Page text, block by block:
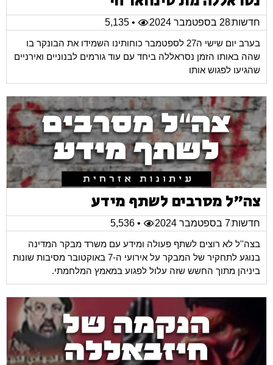
חדשות28 בספטמבר 2024
• 5,135
בערב יום שישי ה27 לספטמבר כוחותינו השמידו את הבונקר בו
שהה באותו הזמן נסראללה ביחד עם עוד גורמים לבנוניים ואירניים
שהגיעו לפגוש אותו
צה"ל מסרבים לשתף מידע
חדשות7 בספטמבר 2024
• 5,536
בצה''ל לא רוצים לשתף פעולה ומידע עם משרד מבקר המדינה
בנוגע לתחקיר של המבקר על אירועי ה-7 באוקטובר מסיבות שונות
ביניהן מתוך החשש שזה עלול לפגוע במאמץ המלחמתי.